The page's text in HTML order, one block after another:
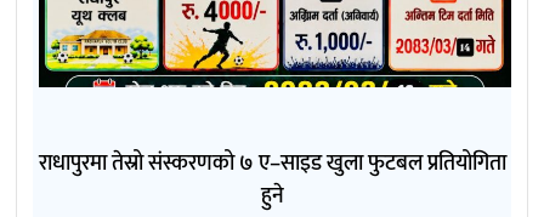
राधापुरमा तेस्रो संस्करणको ७ ए–साइड खुला फुटबल प्रतियोगिता
हुने